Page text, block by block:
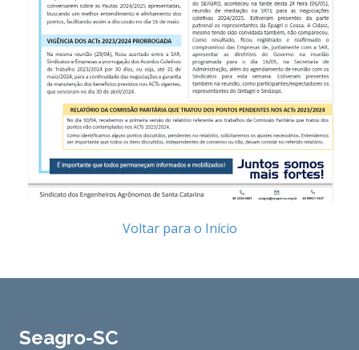
Voltar para o Início
Seagro-SC